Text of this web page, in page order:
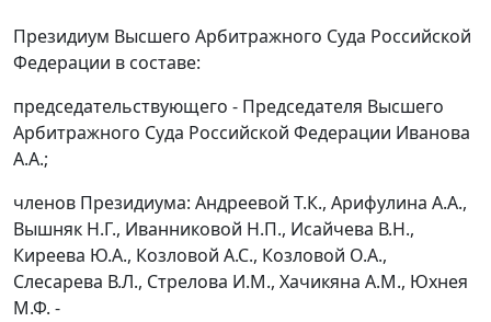
Президиум Высшего Арбитражного Суда Российской
Федерации в составе:
председательствующего - Председателя Высшего
Арбитражного Суда Российской Федерации Иванова
А.А.;
членов Президиума: Андреевой Т.К., Арифулина А.А.,
Вышняк Н.Г., Иванниковой Н.П., Исайчева В.Н.,
Киреева Ю.А., Козловой А.С., Козловой О.А.,
Слесарева В.Л., Стрелова И.М., Хачикяна A.M., Юхнея
М.Ф. -